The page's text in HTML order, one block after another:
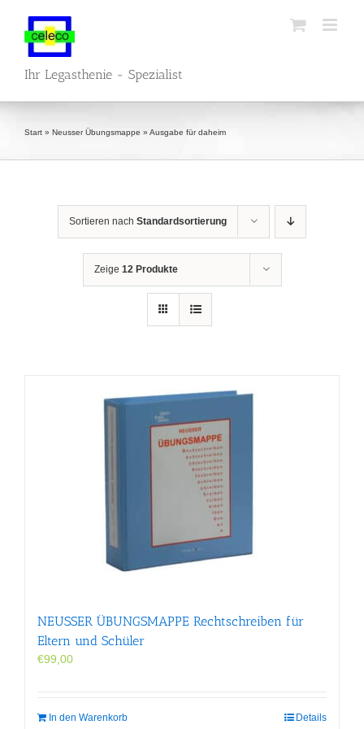
springen
Ihr Legasthenie - Spezialist
Start » Neusser Übungsmappe » Ausgabe für daheim
Sortieren nach Standardsortierung
Zeige 12 Produkte
NEUSSER ÜBUNGS­MAPPE Rechtschreiben für
Eltern und Schüler
€99,00
In den Warenkorb Details